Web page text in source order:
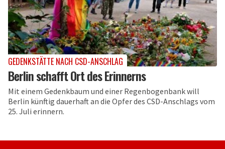
GEDENKSTÄTTE NACH CSD-ANSCHLAG
Berlin schafft Ort des Erinnerns
Mit einem Gedenkbaum und einer Regenbogenbank will
Berlin künftig dauerhaft an die Opfer des CSD-Anschlags vom
25. Juli erinnern.